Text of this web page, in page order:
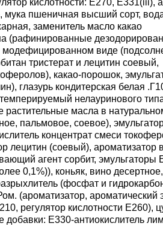
кислотности: Е270, Е331(iii),
пшеничная высший сорт,
заменитель масло какао
(рафинированные
виде
тристерат и лецитин соевый,
какао-порошок,
глазурь кондитерская белая
нелауринового
масла в
пальмовое, соевое),
концентрат смеси
лецитин (соевый), ароматизатор
агент сорбит, эмульгаторы
0,1%)), коньяк, вино десертное,
(фосфат и
(ароматизатор, ароматический
регулятор кислотности Е260),
Е330-антиокислитель